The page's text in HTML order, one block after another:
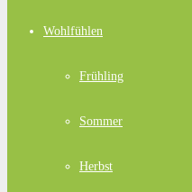
Wohlfühlen
Frühling
Sommer
Herbst